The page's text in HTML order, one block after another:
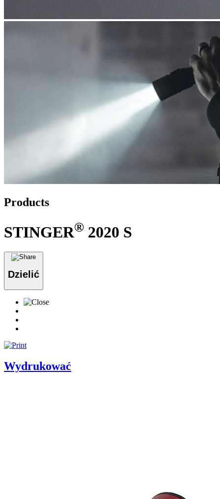
Products
STINGER® 2020 S
Dzielić
Wydrukować